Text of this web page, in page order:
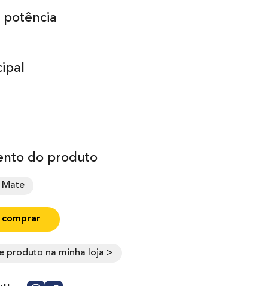
potência
do produto
produto na minha loja >